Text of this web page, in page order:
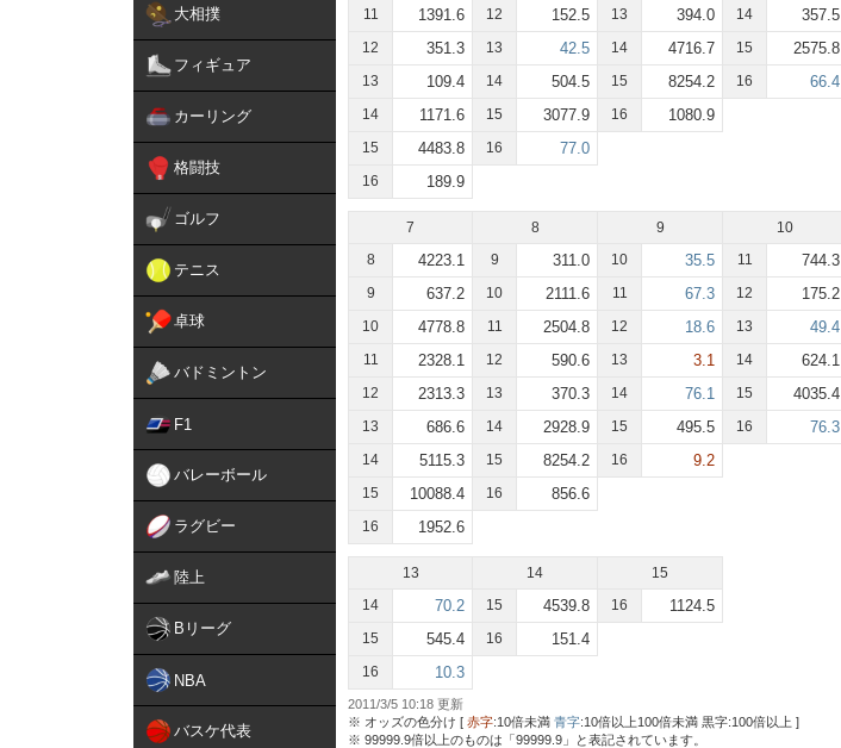
大相撲
フィギュア
カーリング
格闘技
ゴルフ
テニス
卓球
バドミントン
F1
バレーボール
ラグビー
陸上
Bリーグ
NBA
バスケ代表
11 1391.6
12 351.3
13 109.4
14 1171.6
15 4483.8
16 189.9
12 152.5
13 42.5
14 504.5
15 3077.9
16 77.0
13 394.0
14 4716.7
15 8254.2
16 1080.9
14 357.5
15 2575.8
16 66.4
7
8
4223.1
9 637.2
10 4778.8
11 2328.1
12 2313.3
13 686.6
14 5115.3
15 10088.4
16 1952.6
8
9
311.0
10 2111.6
11 2504.8
12 590.6
13 370.3
14 2928.9
15 8254.2
16 856.6
9
10
35.5
11 67.3
12 18.6
13 3.1
14 76.1
15 495.5
16 9.2
10
11
744.3
12 175.2
13 49.4
14 624.1
15 4035.4
16 76.3
13
14
70.2
15 545.4
16 10.3
14
15
4539.8
16 151.4
15
16
1124.5
2011/3/5 10:18 更新
※ オッズの色分け [ 赤字:10倍未満 青字:10倍以上100倍未満 黒字:100倍以上 ]
※ 99999.9倍以上のものは「99999.9」と表記されています。